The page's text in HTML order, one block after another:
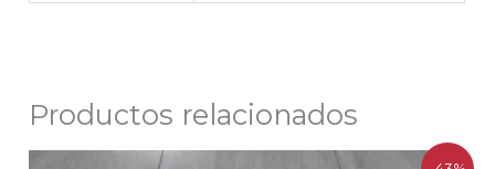
Productos relacionados